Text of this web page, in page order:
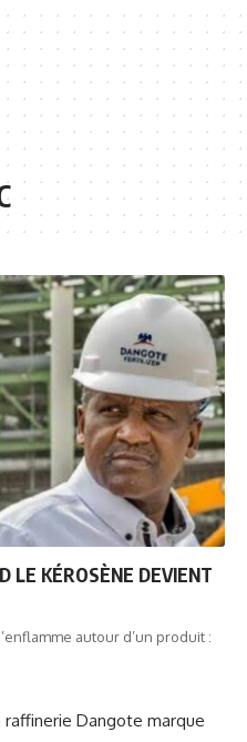
LE KÉROSÈNE DEVIENT
autour d’un produit :